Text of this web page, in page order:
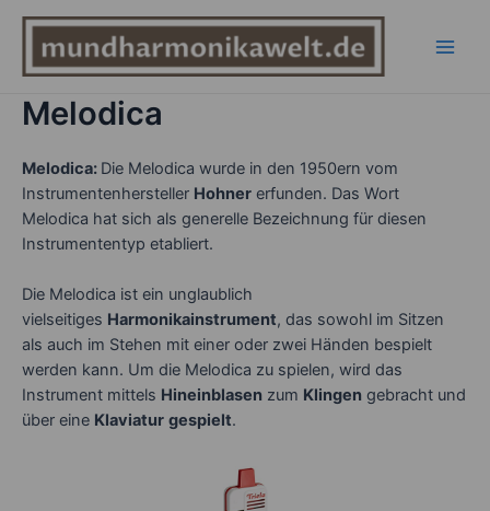
springen
Melodica
Melodica: Die Melodica wurde in den 1950ern vom
Instrumentenhersteller Hohner erfunden. Das Wort
Melodica hat sich als generelle Bezeichnung für diesen
Instrumententyp etabliert.
Die Melodica ist ein unglaublich
vielseitiges Harmonikainstrument, das sowohl im Sitzen
als auch im Stehen mit einer oder zwei Händen bespielt
werden kann. Um die Melodica zu spielen, wird das
Instrument mittels Hineinblasen zum Klingen gebracht und
über eine Klaviatur gespielt.